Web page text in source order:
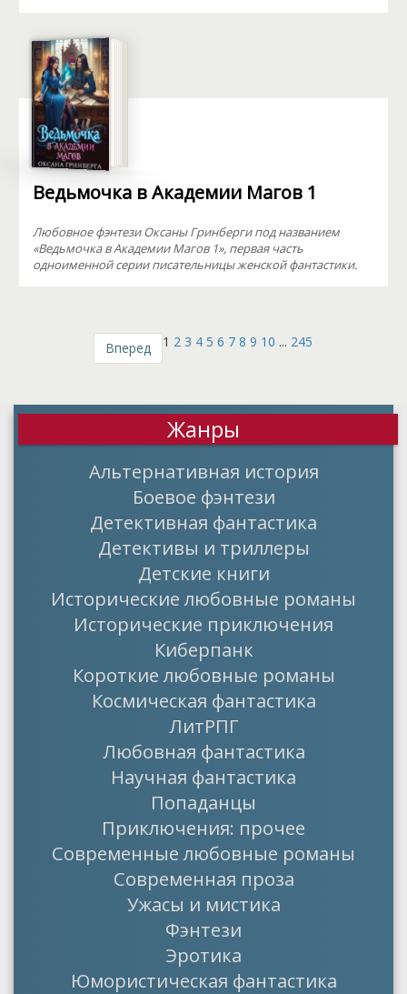
Ведьмочка в Академии Магов 1
Любовное фэнтези Оксаны Гринберги под названием
«Ведьмочка в Академии Магов 1», первая часть
одноименной серии писательницы женской фантастики.
1 2 3 4 5 6 7 8 9 10 ... 245
Вперед
Жанры
Альтернативная история
Боевое фэнтези
Детективная фантастика
Детективы и триллеры
Детские книги
Исторические любовные романы
Исторические приключения
Киберпанк
Короткие любовные романы
Космическая фантастика
ЛитРПГ
Любовная фантастика
Научная фантастика
Попаданцы
Приключения: прочее
Современные любовные романы
Современная проза
Ужасы и мистика
Фэнтези
Эротика
Юмористическая фантастика